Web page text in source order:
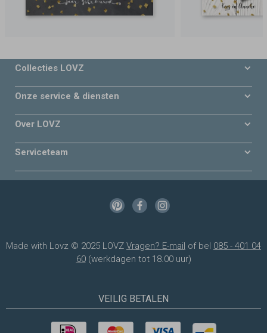
Collecties LOVZ
Onze service & diensten
Over LOVZ
Serviceteam
Made with Lovz © 2025 LOVZ Vragen? E-mail of bel 085 - 401 04
60(werkdagen tot 18.00 uur)
VEILIG BETALEN